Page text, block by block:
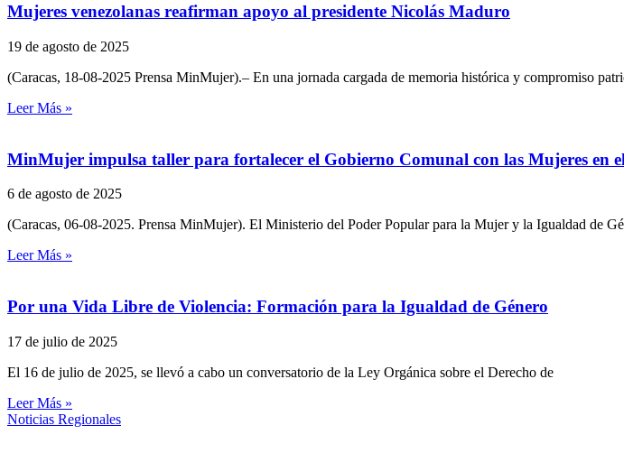
Mujeres venezolanas reafirman apoyo al presidente Nicolás Maduro
19 de agosto de 2025
(Caracas, 18-08-2025 Prensa MinMujer).– En una jornada cargada de memoria histórica y compromiso
Leer Más »
MinMujer impulsa taller para fortalecer el Gobierno Comunal con las Mujeres en
6 de agosto de 2025
(Caracas, 06-08-2025. Prensa MinMujer). El Ministerio del Poder Popular para la Mujer y la Igualdad de
Leer Más »
Por una Vida Libre de Violencia: Formación para la Igualdad de Género
17 de julio de 2025
El 16 de julio de 2025, se llevó a cabo un conversatorio de la Ley Orgánica sobre el Derecho de
Leer Más »
Noticias Regionales